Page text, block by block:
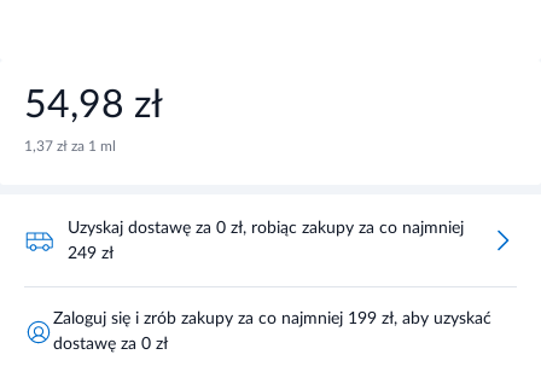
54,98 zł
1,37 zł za 1 ml
Uzyskaj dostawę za 0 zł, robiąc zakupy za co najmniej
249 zł
Zaloguj się i zrób zakupy za co najmniej 199 zł, aby uzyskać
dostawę za 0 zł